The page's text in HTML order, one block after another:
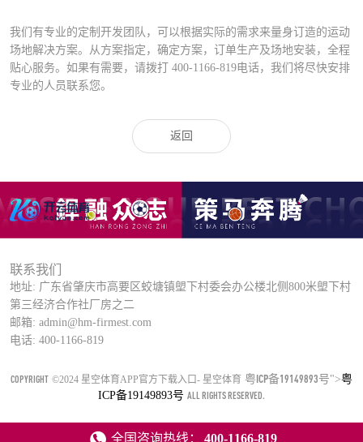
我们有专业的定制开发团队，可以根据实际的需求来量身订造的运动
场地解决方案。从方案指定，确定方案，订单生产及场地安装，全程
贴心服务。如果有需要，请拨打 400-1166-819电话，我们将尽快安排
专业的人员联系您。
返回
联系我们
地址: 广东省肇庆市高要区蛟塘镇塱下村委会办公楼北侧800米塱下村
第三经济合作社厂房之二
邮箱: admin@hm-firmest.com
电话: 400-1166-819
COPYRIGHT ©2024 星空体育APP官方下载入口- 星空体育 粤ICP备19149893号">粤
ICP备19149893号 ALL RIGHTS RESERVED.
全国咨询热线： 400-1166-819